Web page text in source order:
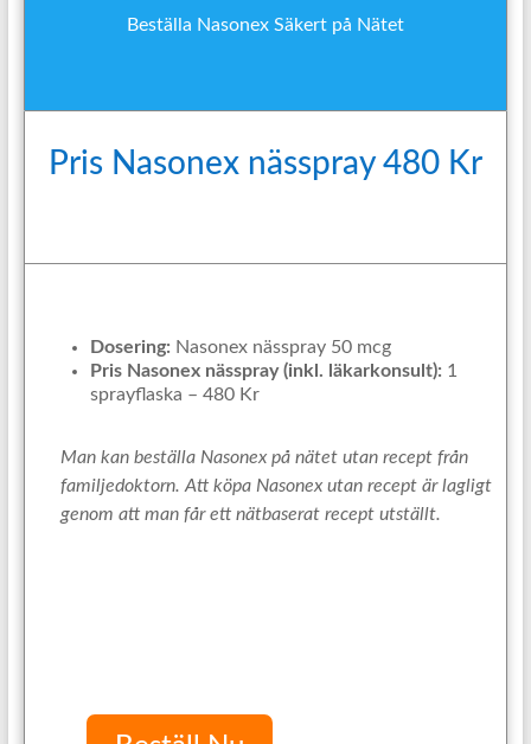
Beställa Nasonex Säkert på Nätet
Pris Nasonex nässpray 480 Kr
Dosering: Nasonex nässpray 50 mcg
Pris Nasonex nässpray (inkl. läkarkonsult): 1
sprayflaska – 480 Kr
Man kan beställa Nasonex på nätet utan recept från
familjedoktorn. Att köpa Nasonex utan recept är lagligt
genom att man får ett nätbaserat recept utställt.